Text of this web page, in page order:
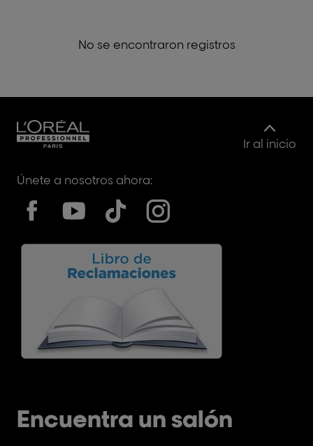
No se encontraron registros
Ir al inicio
Únete a nosotros ahora:
Encuentra un salón